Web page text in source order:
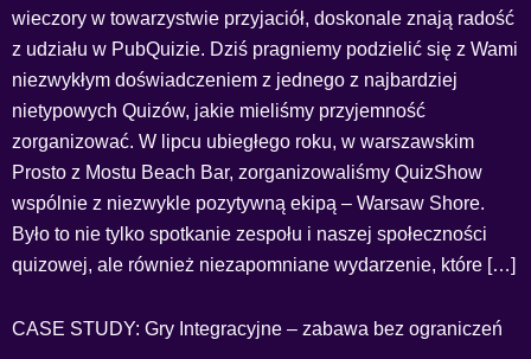
wieczory w towarzystwie przyjaciół, doskonale znają radość
z udziału w PubQuizie. Dziś pragniemy podzielić się z Wami
niezwykłym doświadczeniem z jednego z najbardziej
nietypowych Quizów, jakie mieliśmy przyjemność
zorganizować. W lipcu ubiegłego roku, w warszawskim
Prosto z Mostu Beach Bar, zorganizowaliśmy QuizShow
wspólnie z niezwykle pozytywną ekipą – Warsaw Shore.
Było to nie tylko spotkanie zespołu i naszej społeczności
quizowej, ale również niezapomniane wydarzenie, które […]
CASE STUDY: Gry Integracyjne – zabawa bez ograniczeń